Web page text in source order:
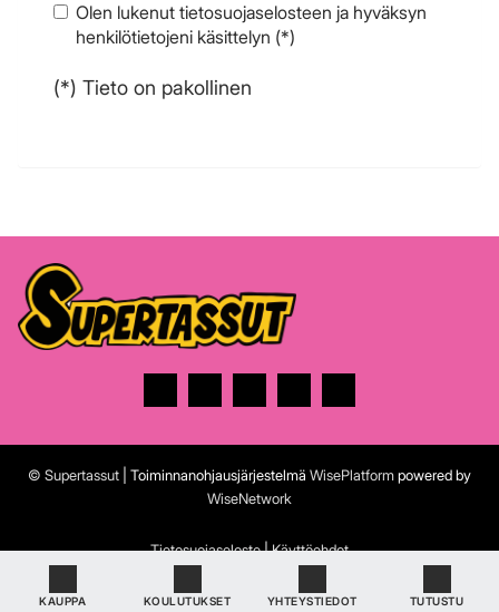
KAUPPA KOULUTUKSET YHTEYSTIEDOT TUTUSTU
Olen lukenut tietosuojaselosteen ja hyväksyn
henkilötietojeni käsittelyn (*)
(*) Tieto on pakollinen
© Supertassut | Toiminnanohjausjärjestelmä WisePlatformpowered by
WiseNetwork
Tietosuojaseloste|Käyttöehdot